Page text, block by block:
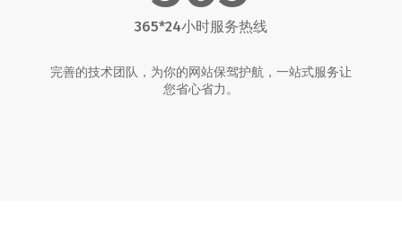
365*24小时服务热线
完善的技术团队，为你的网站保驾护航，一站式服务让
您省心省力。